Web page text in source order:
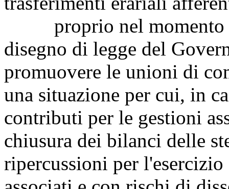
proprio nel momento in
disegno di legge del
promuovere le unioni di
una situazione per cui, in
contributi per le gestioni
chiusura dei bilanci delle
ripercussioni per